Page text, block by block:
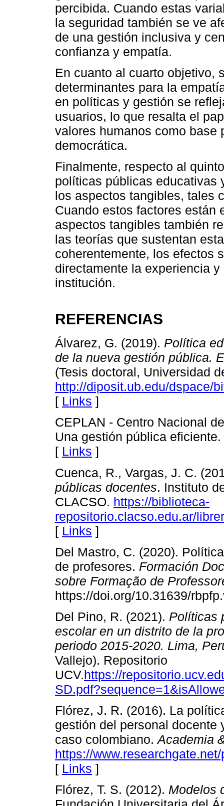
percibida. Cuando estas
la seguridad también se ve
de una gestión inclusiva y
confianza y empatía.
En cuanto al cuarto objetivo,
determinantes para la
en políticas y gestión se
usuarios, lo que resalta el
valores humanos como base
democrática.
Finalmente, respecto al
políticas públicas educativas
los aspectos tangibles, tales
Cuando estos factores están
aspectos tangibles también
las teorías que sustentan
coherentemente, los efectos
directamente la experiencia
institución.
REFERENCIAS
Álvarez, G. (2019). Política
de la nueva gestión pública.
(Tesis doctoral, Universidad
http://diposit.ub.edu/dspace/
[ Links ]
CEPLAN - Centro Nacional
Una gestión pública eficiente.
[ Links ]
Cuenca, R., Vargas, J. C.
públicas docentes. Instituto
CLACSO. https://biblioteca-
repositorio.clacso.edu.ar/
[ Links ]
Del Mastro, C. (2020).
de profesores. Formación
sobre Formação de
https://doi.org/10.31639/
Del Pino, R. (2021). Políticas
escolar en un distrito de la
periodo 2015-2020. Lima,
Vallejo). Repositorio
UCV.https://
Flórez, J. R. (2016). La
gestión del personal docente
caso colombiano.Academia
https://
[ Links ]
Flórez, T. S. (2012). Modelos